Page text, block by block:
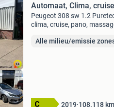
Automaat, Clima,
Peugeot 308 sw 1.2
clima, cruise, pano,
aantal deuren: 5
Alle milieu/emissie
2019 108.118 km